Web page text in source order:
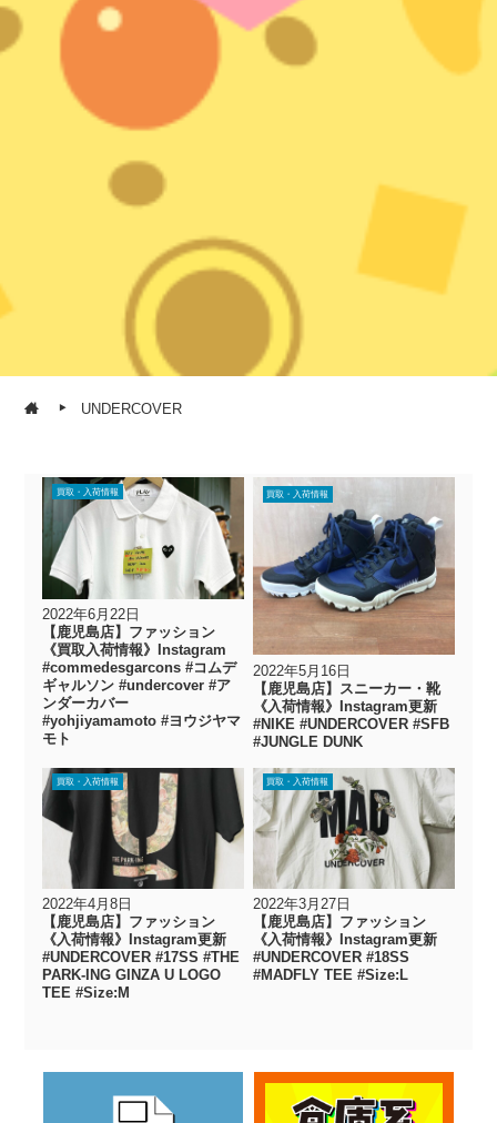
UNDERCOVER
買取・入荷情報
2022年6月22日
【鹿児島店】ファッション
《買取入荷情報》Instagram
#commedesgarcons #コムデ
ギャルソン #undercover #ア
ンダーカバー
#yohjiyamamoto #ヨウジヤマ
モト
買取・入荷情報
2022年5月16日
【鹿児島店】スニーカー・靴
《入荷情報》Instagram更新
#NIKE #UNDERCOVER #SFB
#JUNGLE DUNK
買取・入荷情報
2022年4月8日
【鹿児島店】ファッション
《入荷情報》Instagram更新
#UNDERCOVER #17SS #THE
PARK-ING GINZA U LOGO
TEE #Size:M
買取・入荷情報
2022年3月27日
【鹿児島店】ファッション
《入荷情報》Instagram更新
#UNDERCOVER #18SS
#MADFLY TEE #Size:L